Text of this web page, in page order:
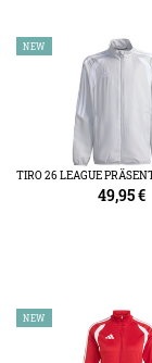
NEW
49,95€
NEW